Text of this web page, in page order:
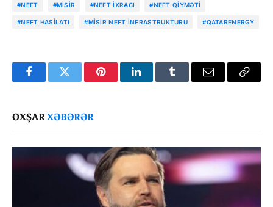
#NEFT #MISIR #NEFT IXRACI #NEFT QIYMƏTI
#NEFT HASILATI #MISIR NEFT INFRASTRUKTURU #QATARENERGY
FacebookTwitter PinterestLinkedInTumblr Email
Copy
OXŞARXƏBƏRƏR